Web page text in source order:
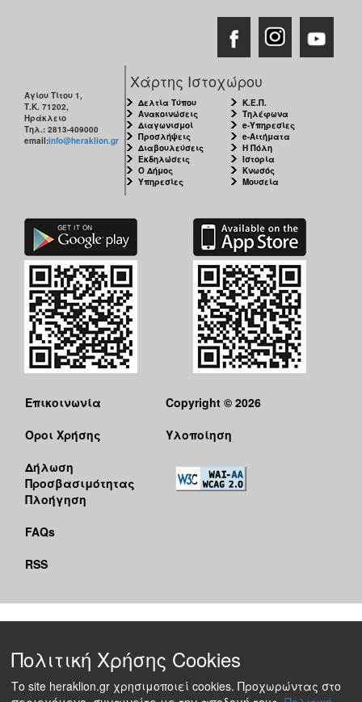
Αγίου Τίτου 1,
Τ.Κ. 71202,
Ηράκλειο
Τηλ.: 2813-409000
email:info@heraklion.gr
Χάρτης Ιστοχώρου
Δελτία Τύπου
Ανακοινώσεις
Διαγωνισμοί
Προσλήψεις
Διαβουλεύσεις
Εκδηλώσεις
Ο Δήμος
Υπηρεσίες
Κ.Ε.Π.
Τηλέφωνα
e-Υπηρεσίες
e-Αιτήματα
Η Πόλη
Ιστορία
Κνωσός
Μουσεία
Επικοινωνία
Όροι Χρήσης
Δήλωση
Προσβασιμότητας
Πλοήγηση
FAQs
RSS
Copyright © 2026
Υλοποίηση
Πολιτική Χρήσης Cookies
Το site heraklion.gr χρησιμοποιεί cookies. Προχωρώντας στο